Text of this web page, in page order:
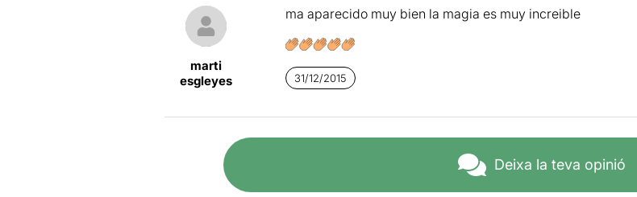
marti
esgleyes
ma aparecido muy bien la magia es muy increible
31/12/2015
Deixa la teva opinió